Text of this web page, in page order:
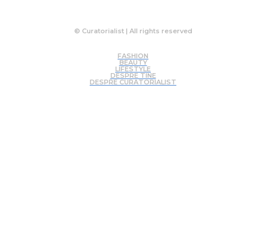
© Curatorialist | All rights reserved
FASHION
BEAUTY
LIFESTYLE
DESPRE TINE
DESPRE CURATORIALIST